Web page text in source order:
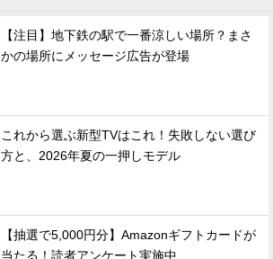
【注目】地下鉄の駅で一番涼しい場所？まさ
かの場所にメッセージ広告が登場
これから選ぶ新型TVはこれ！失敗しない選び
方と、2026年夏の一押しモデル
【抽選で5,000円分】Amazonギフトカードが
当たる！読者アンケート実施中